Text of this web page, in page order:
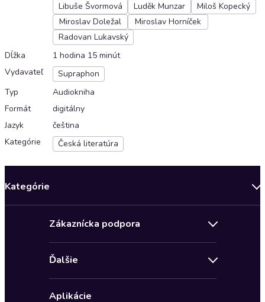
Libuše Švormová
Luděk Munzar
Miloš Kopecký
Miroslav Doležal
Miroslav Horníček
Radovan Lukavský
Dĺžka
1 hodina 15 minút
Vydavateľ
Supraphon
Typ
Audiokniha
Formát
digitálny
Jazyk
čeština
Kategórie
Česká literatúra
Kategórie
Fantasy a sci-fi
Zákaznícka podpora
Kontakt a pomocník
Ďalšie
Aplikácie